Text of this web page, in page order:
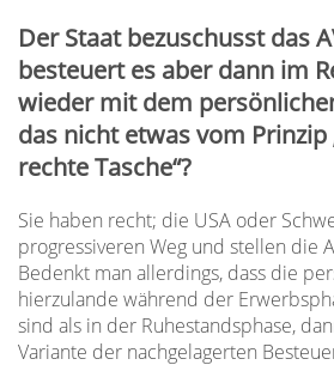
Der Staat bezuschusst das
besteuert es aber dann im
wieder mit dem
das nicht etwas vom Prinzip
rechte Tasche“?
Sie haben recht; die USA oder
progressiveren Weg und stellen die
Bedenkt man allerdings, dass die
hierzulande während der
sind als in der Ruhestandsphase,
Variante der nachgelagerten